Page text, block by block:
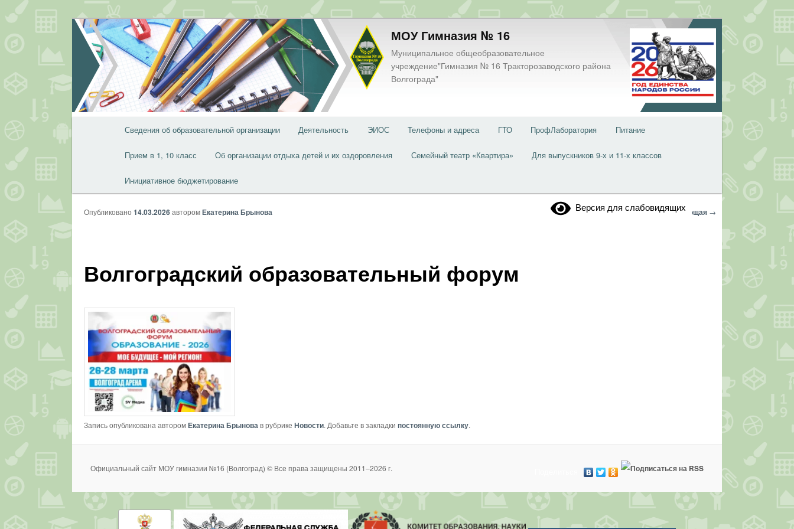
Перейти
к
основному
содержимому
МОУ Гимназия № 16
Муниципальное общеобразовательное
учреждение"Гимназия № 16 Тракторозаводского района
Волгограда"
Сведения об образовательной организации Деятельность ЭИОС Телефоны и адреса ГТО ПрофЛаборатория Питание
Прием в 1, 10 класс Об организации отдыха детей и их оздоровления Семейный театр «Квартира» Для выпускников 9-х и 11-х классов
Инициативное бюджетирование
Версия для слабовидящих
Навигация
← Предыдущая Следующая →
Волгоградский образовательный форум
Опубликовано 14.03.2026авторомЕкатерина Брынова
Запись опубликована авторомЕкатерина Брынова в рубрике Новости. Добавьте в закладки постоянную ссылку.
Официальный сайт МОУ гимназии №16 (Волгоград) © Все права защищены 2011–2026 г.